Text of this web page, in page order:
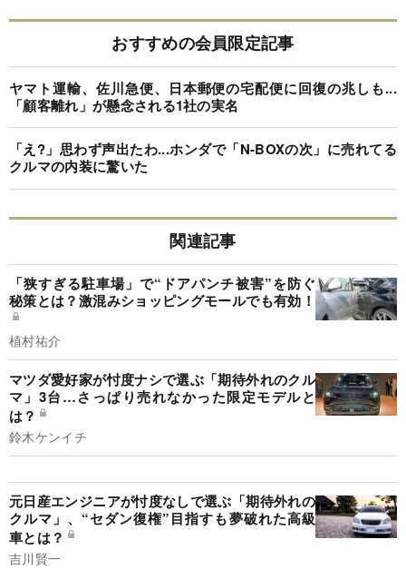
おすすめの会員限定記事
ヤマト運輸、佐川急便、日本郵便の宅配便に回復の兆しも...
「顧客離れ」が懸念される1社の実名
「え?」思わず声出たわ...ホンダで「N-BOXの次」に売れてる
クルマの内装に驚いた
関連記事
「狭すぎる駐車場」で“ドアパンチ被害”を防ぐ
秘策とは？激混みショッピングモールでも有効！
植村祐介
マツダ愛好家が忖度ナシで選ぶ「期待外れのクル
マ」3台…さっぱり売れなかった限定モデルと
は？
鈴木ケンイチ
元日産エンジニアが忖度なしで選ぶ「期待外れの
クルマ」、“セダン復権”目指すも夢破れた高級
車とは？
吉川賢一